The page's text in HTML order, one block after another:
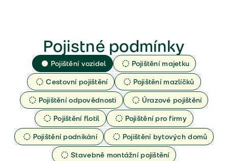
Pojistné podmínky
Pojištění vozidel
Pojištění majetku
Cestovní pojištění
Pojištění mazlíčků
Pojištění odpovědnosti
Úrazové pojištění
Pojištění flotil
Pojištění pro firmy
Pojištění podnikání
Pojištění bytových domů
Stavebně montážní pojištění